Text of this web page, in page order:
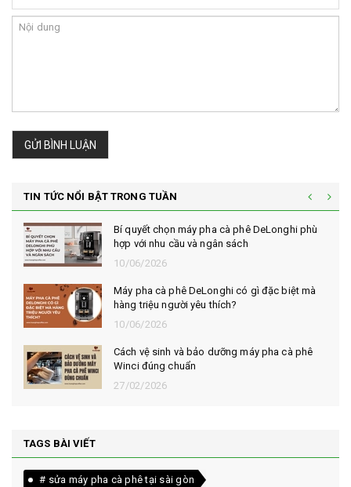
GỬI BÌNH LUẬN
TIN TỨC NỔI BẬT TRONG TUẦN
Bí quyết chọn máy pha cà phê DeLonghi phù
hợp với nhu cầu và ngân sách
10/06/2026
Máy pha cà phê DeLonghi có gì đặc biệt mà
hàng triệu người yêu thích?
10/06/2026
Cách vệ sinh và bảo dưỡng máy pha cà phê
Winci đúng chuẩn
27/02/2026
TAGS BÀI VIẾT
# sửa máy pha cà phê tại sài gòn